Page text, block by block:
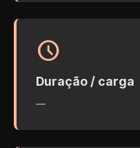
schedule
Duração / carga
—